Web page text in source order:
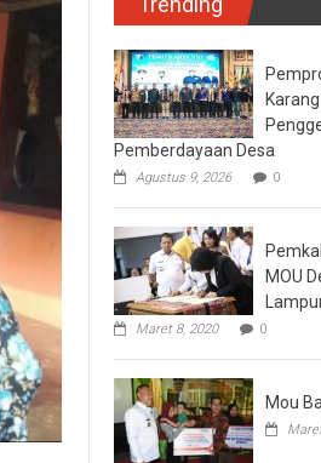
Pemberdayaan Desa
Agustus 9, 2026 0
MOU
Maret 8, 2020 0
Mou